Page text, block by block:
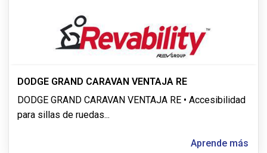
DODGE GRAND CARAVAN VENTAJA RE
DODGE GRAND CARAVAN VENTAJA RE • Accesibilidad
para sillas de ruedas...
Aprende más